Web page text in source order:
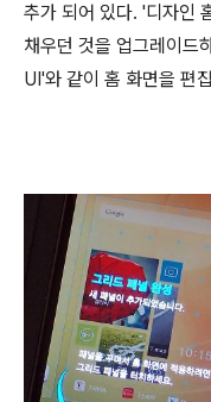
추가 되어 있다. '디자인
채우던 것을 업그레이드
UI'와 같이 홈 화면을 편